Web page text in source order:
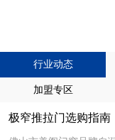
行业动态
加盟专区
极窄推拉门选购指南